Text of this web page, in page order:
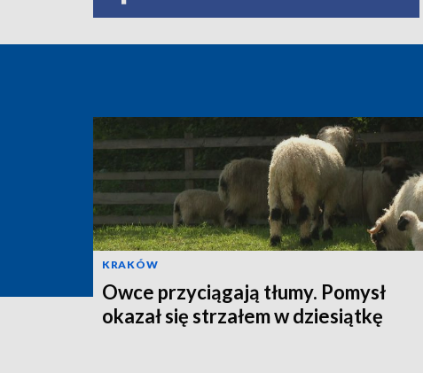
KRAKÓW
Owce przyciągają tłumy. Pomysł
okazał się strzałem w dziesiątkę